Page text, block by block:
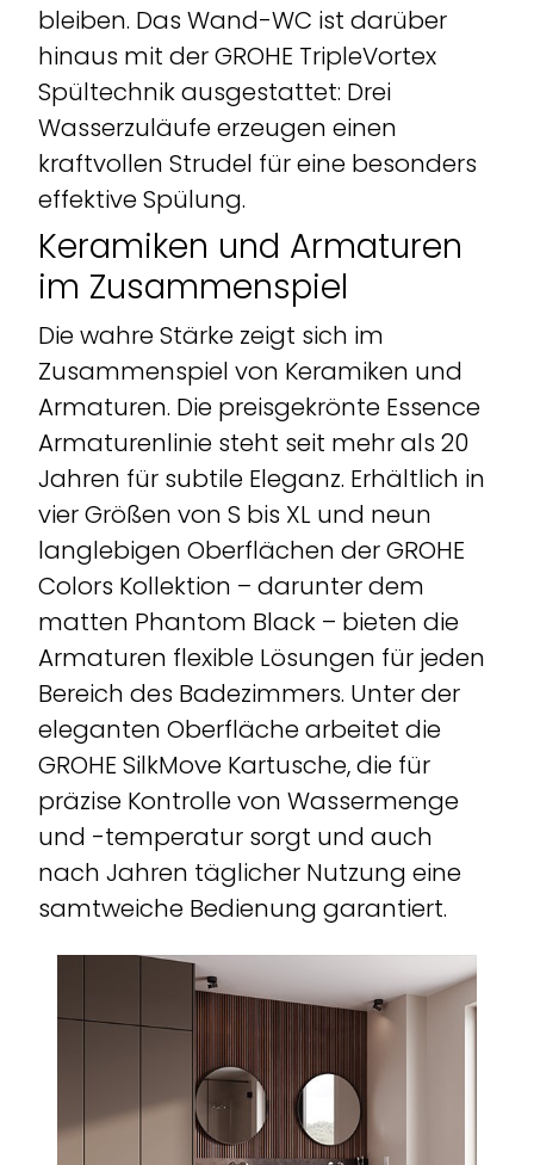
bleiben. Das Wand-WC ist darüber
hinaus mit der GROHE TripleVortex
Spültechnik ausgestattet: Drei
Wasserzuläufe erzeugen einen
kraftvollen Strudel für eine besonders
effektive Spülung.
Keramiken und Armaturen
im Zusammenspiel
Die wahre Stärke zeigt sich im
Zusammenspiel von Keramiken und
Armaturen. Die preisgekrönte Essence
Armaturenlinie steht seit mehr als 20
Jahren für subtile Eleganz. Erhältlich in
vier Größen von S bis XL und neun
langlebigen Oberflächen der GROHE
Colors Kollektion – darunter dem
matten Phantom Black – bieten die
Armaturen flexible Lösungen für jeden
Bereich des Badezimmers. Unter der
eleganten Oberfläche arbeitet die
GROHE SilkMove Kartusche, die für
präzise Kontrolle von Wassermenge
und -temperatur sorgt und auch
nach Jahren täglicher Nutzung eine
samtweiche Bedienung garantiert.